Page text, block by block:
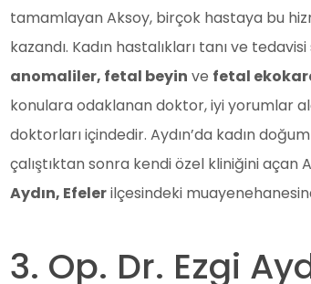
tamamlayan Aksoy, birçok hastaya bu
kazandı. Kadın hastalıkları tanı ve
anomaliler, fetal beyin ve fetal
konulara odaklanan doktor, iyi yorumlar
doktorları içindedir. Aydın’da kadın
çalıştıktan sonra kendi özel kliniğini açan
Aydın, Efelerilçesindeki
3. Op. Dr. Ezgi